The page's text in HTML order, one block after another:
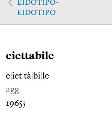
EIDOTIPO-
EIDOTIPO
eiettabile
e iet tà bi le
agg.
1965;